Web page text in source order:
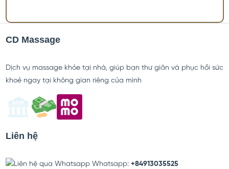
CD Massage
Dịch vụ massage khỏe tại nhà, giúp bạn thư giãn và phục hồi sức
khoẻ ngay tại không gian riêng của mình
Liên hệ
Whatsapp: +84913035525